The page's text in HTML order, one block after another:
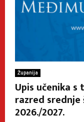
Županija
Upis učenika s
razred srednje
2026./2027.